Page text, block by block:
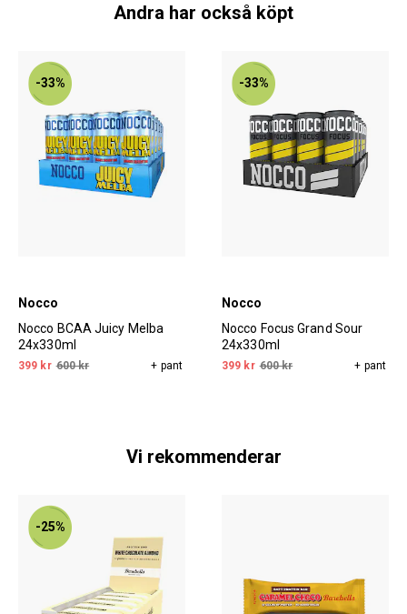
Andra har också köpt
-33%
Nocco
Nocco BCAA Juicy Melba
24x330ml
399 kr 600 kr + pant
-33%
Nocco
Nocco Focus Grand Sour
24x330ml
399 kr 600 kr + pant
Vi rekommenderar
-25%